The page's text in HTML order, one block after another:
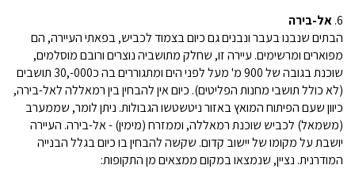
6. אל-בירה
הבתים שנבנו בעבר ונבנים גם כיום בצמוד לכביש, בפאתי העיירה, הם
מפוארים ומרשימים. עיירה זו, שחלק מתושביה נוצרים ורובם מוסלמים,
שוכנת בגובה של 900 מ' מעל לפני הים ומתגוררים בה כ000-,30 תושבים
(לא כולל תושבי מחנות הפליטים). כיום אין להבחין בין רמאללה לאל-בירה,
כיוון שעם הפיתוח המואץ באזור ניטשטשו הגבולות. ניתן לומר, שממערב
(משמאל) לכביש שוכנת רמאללה, וממזרח (מימין) - אל-בירה. העיירה
יושבת על מקומו של יישוב קדום. שקשה להבחין בו כיום בגלל הבנייה
המודרנית. נציין, שנמצאו במקום ממצאים מן התקופות: